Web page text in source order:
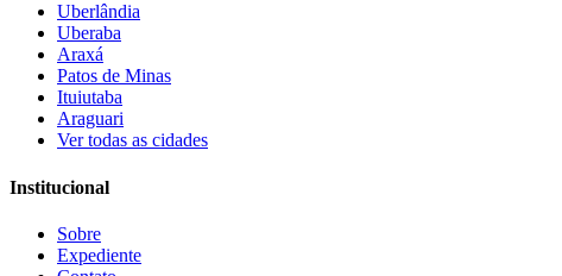
Uberlândia
Uberaba
Araxá
Patos de Minas
Ituiutaba
Araguari
Ver todas as cidades
Institucional
Sobre
Expediente